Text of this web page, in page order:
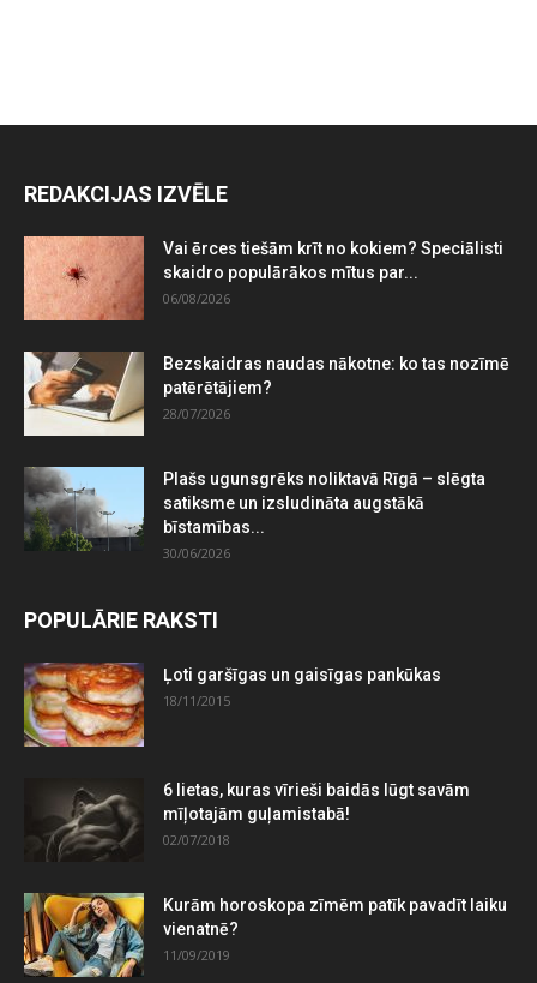
REDAKCIJAS IZVĒLE
Vai ērces tiešām krīt no kokiem? Speciālisti
skaidro populārākos mītus par...
06/08/2026
Bezskaidras naudas nākotne: ko tas nozīmē
patērētājiem?
28/07/2026
Plašs ugunsgrēks noliktavā Rīgā – slēgta
satiksme un izsludināta augstākā
bīstamības...
30/06/2026
POPULĀRIE RAKSTI
Ļoti garšīgas un gaisīgas pankūkas
18/11/2015
6 lietas, kuras vīrieši baidās lūgt savām
mīļotajām guļamistabā!
02/07/2018
Kurām horoskopa zīmēm patīk pavadīt laiku
vienatnē?
11/09/2019